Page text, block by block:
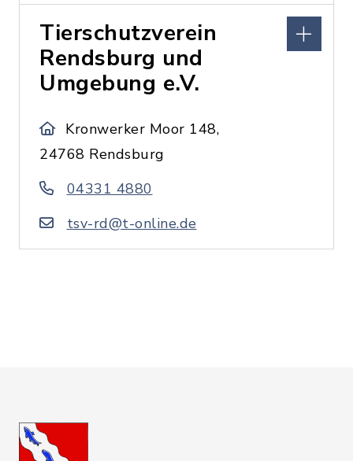
Tierschutzverein
Rendsburg und
Umgebung e.V.
Kronwerker Moor 148,
24768 Rendsburg
04331 4880
tsv-rd@t-online.de